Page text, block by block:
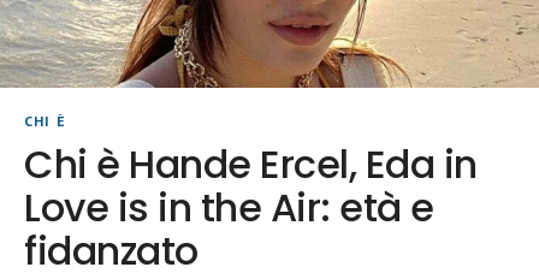
CHI È
Chi è Hande Ercel, Eda in
Love is in the Air: età e
fidanzato